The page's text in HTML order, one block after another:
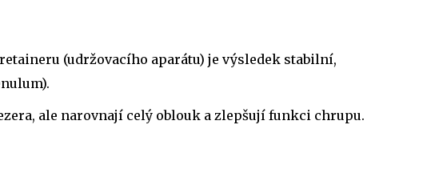
(udržovacího aparátu) je výsledek stabilní,
ale narovnají celý oblouk a zlepšují funkci chrupu.